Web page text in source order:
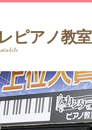
ピアノ教室